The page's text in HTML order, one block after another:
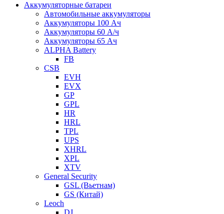
Аккумуляторные батареи
Автомобильные аккумуляторы
Аккумуляторы 100 Ач
Аккумуляторы 60 А/ч
Аккумуляторы 65 Ач
ALPHA Battery
FB
CSB
EVH
EVX
GP
GPL
HR
HRL
TPL
UPS
XHRL
XPL
XTV
General Security
GSL (Вьетнам)
GS (Китай)
Leoch
DJ